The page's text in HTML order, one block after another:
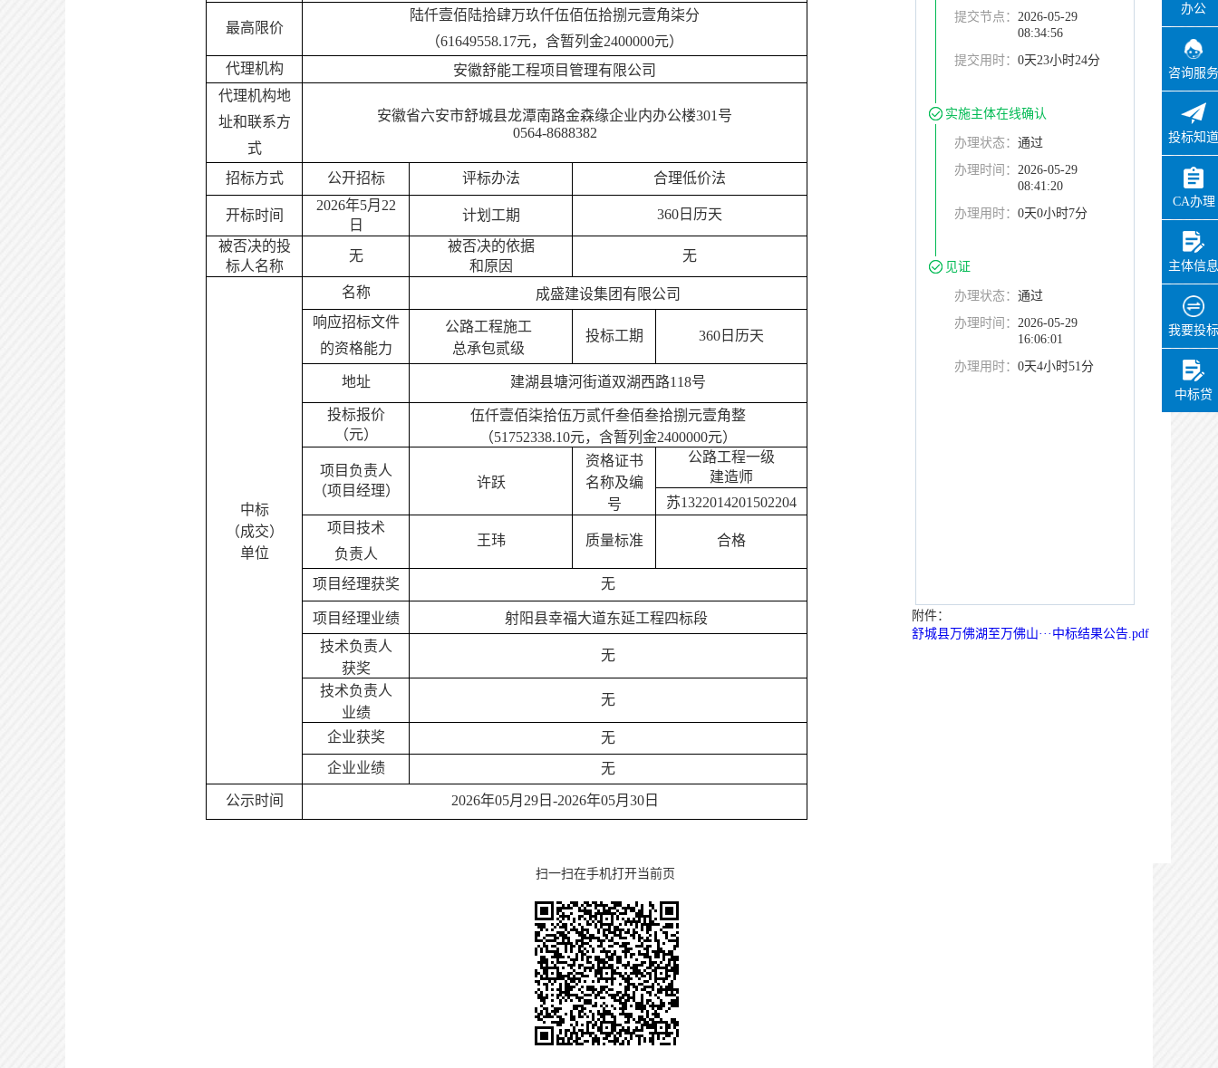
办公
咨询服务
投标知道
CA办理
主体信息
我要投标
中标贷
最高限价
陆仟壹佰陆拾肆万玖仟伍佰伍拾捌元壹角柒分
（61649558.17元， 含暂列金2400000元）
代理机构
安徽舒能工程项目管理有限公司
代理机构地
址和联系方
式
安徽省六安市舒城县龙潭南路金森缘企业内办公楼301号
0564-8688382
招标方式 公开招标 评标办法 合理低价法
开标时间
2026年5月 22
日
计划工期 360 日历天
被否决的投
标人名称
无
被否决的依据
和原因
无
中标
（成交）
单位
名称
成盛建设集团有限公司
响应招标文件
的资格能力
公路工程施工
总承包贰级
投标工期 360 日历天
地址 建湖县塘河街道双湖西路118号
投标报价
（元）
伍仟壹佰柒拾伍万贰仟叁佰叁拾捌元壹角整
（51752338.10元， 含暂列金2400000元）
项目负责人
（项目经理）
许跃
资格证书
名称及编
号
公路工程一级
建造师
苏1322014201502204
项目技术
负责人
王玮 质量标准 合格
项目经理获奖 无
项目经理业绩
射阳县幸福大道东延工程四标段
技术负责人
获奖
无
技术负责人
业绩
无
企业获奖
无
企业业绩
无
公示时间 2026年05月 29日 -2026年05月 30日
提交节点： 2026-05-29
08:34:56
提交用时： 0天23小时24分
实施主体在线确认
办理状态： 通过
办理时间： 2026-05-29
08:41:20
办理用时： 0天0小时7分
见证
办理状态： 通过
办理时间： 2026-05-29
16:06:01
办理用时： 0天4小时51分
附件：
舒城县万佛湖至万佛山···中标结果公告.pdf
扫一扫在手机打开当前页